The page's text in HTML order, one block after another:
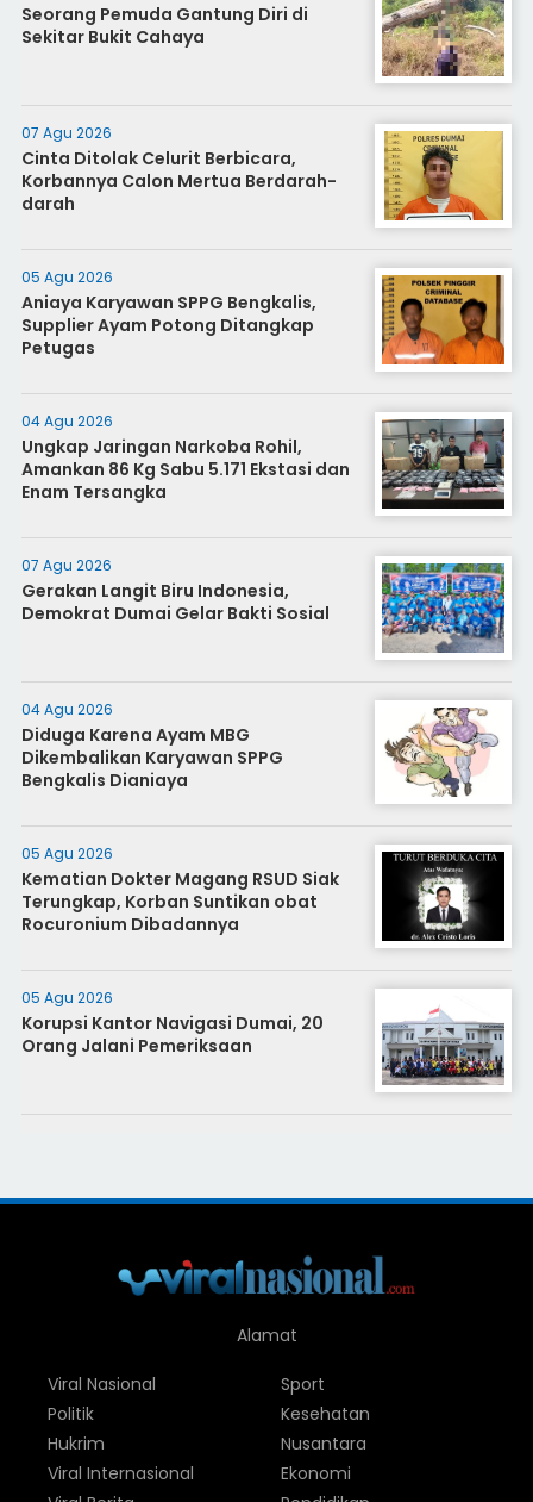
Seorang Pemuda Gantung Diri di
Sekitar Bukit Cahaya
07 Agu 2026
Cinta Ditolak Celurit Berbicara,
Korbannya Calon Mertua Berdarah-
darah
05 Agu 2026
Aniaya Karyawan SPPG Bengkalis,
Supplier Ayam Potong Ditangkap
Petugas
04 Agu 2026
Ungkap Jaringan Narkoba Rohil,
Amankan 86 Kg Sabu 5.171 Ekstasi dan
Enam Tersangka
07 Agu 2026
Gerakan Langit Biru Indonesia,
Demokrat Dumai Gelar Bakti Sosial
04 Agu 2026
Diduga Karena Ayam MBG
Dikembalikan Karyawan SPPG
Bengkalis Dianiaya
05 Agu 2026
Kematian Dokter Magang RSUD Siak
Terungkap, Korban Suntikan obat
Rocuronium Dibadannya
05 Agu 2026
Korupsi Kantor Navigasi Dumai, 20
Orang Jalani Pemeriksaan
Alamat
Viral Nasional
Politik
Hukrim
Viral Internasional
Sport
Kesehatan
Nusantara
Ekonomi